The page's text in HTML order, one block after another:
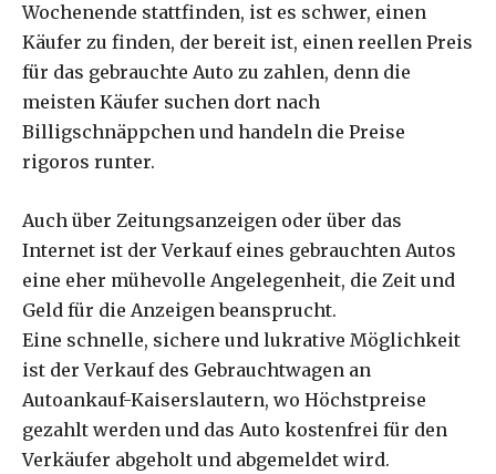
Wochenende stattfinden, ist es schwer, einen
Käufer zu finden, der bereit ist, einen reellen Preis
für das gebrauchte Auto zu zahlen, denn die
meisten Käufer suchen dort nach
Billigschnäppchen und handeln die Preise
rigoros runter.
Auch über Zeitungsanzeigen oder über das
Internet ist der Verkauf eines gebrauchten Autos
eine eher mühevolle Angelegenheit, die Zeit und
Geld für die Anzeigen beansprucht.
Eine schnelle, sichere und lukrative Möglichkeit
ist der Verkauf des Gebrauchtwagen an
Autoankauf-Kaiserslautern, wo Höchstpreise
gezahlt werden und das Auto kostenfrei für den
Verkäufer abgeholt und abgemeldet wird.